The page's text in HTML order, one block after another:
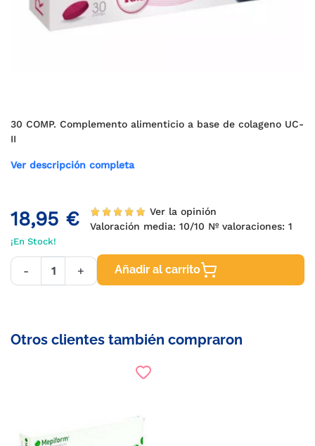
30 COMP. Complemento alimenticio a base de colageno UC-
II
Ver descripción completa
18,95 €
Ver la opinión
Valoración media: 10/10 Nº valoraciones: 1
¡En Stock!
- + Añadir al carrito
Otros clientes también compraron